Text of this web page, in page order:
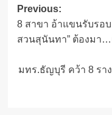
Post
navigation
Previous:
8 สาขา อ้าแขนรับรอ
สวนสุนันทา” ต้องมา
มทร.ธัญบุรี คว้า 8 รา